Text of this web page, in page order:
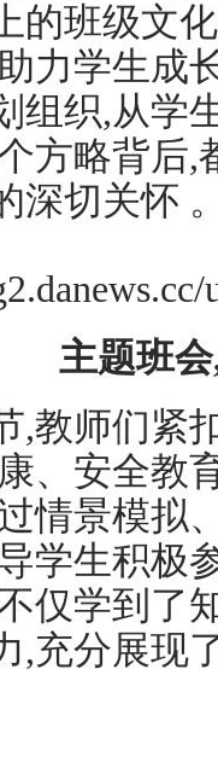
的班级文
力学生成
组织,从学
方略背后
深切关怀
主题班
师们紧
、安全教
情景模拟
学生积极
仅学到了
,充分展现